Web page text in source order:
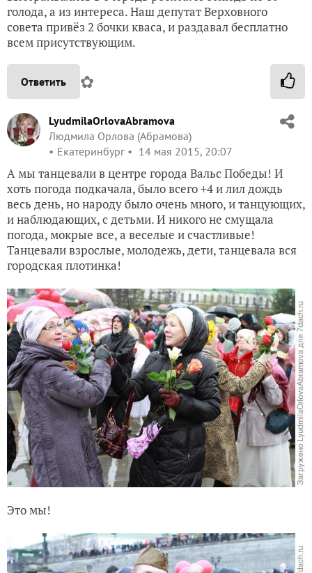
голода, а из интереса. Наш депутат Верховного
совета привёз 2 бочки кваса, и раздавал бесплатно
всем присутствующим.
Ответить ✿
LyudmilaOrlovaAbramova
Людмила Орлова (Абрамова)
Екатеринбург
14 мая 2015, 20:07
А мы танцевали в центре города Вальс Победы! И
хоть погода подкачала, было всего +4 и лил дождь
весь день, но народу было очень много, и танцующих,
и наблюдающих, с детьми. И никого не смущала
погода, мокрые все, а веселые и счастливые!
Танцевали взрослые, молодежь, дети, танцевала вся
городская плотинка!
Это мы!